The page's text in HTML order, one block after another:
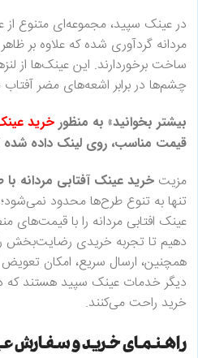
در عینک سپید، مجموعه‌ای متنوع
مردانه گردآوری شده که علاوه بر
چشم‌ها در برابر اشعه‌های مضر
بیشتر بخوانید» به منظور خرید
قیمت مناسب، روی لینک داده شده
مزیت خرید عینک آفتابی مردانه
تنها به تنوع طرح‌ها محدود نمی‌شود؛
عینک افتابی مردانه را با قیمت‌های
دهیم تا تجربه خریدی رضایت‌بخش را
همچنین، ارسال سریع، امکان تعویض
دیگر خدمات عینک سپید هستند که
خرید راحت می‌کنند.
راهنمای خرید و سفارش